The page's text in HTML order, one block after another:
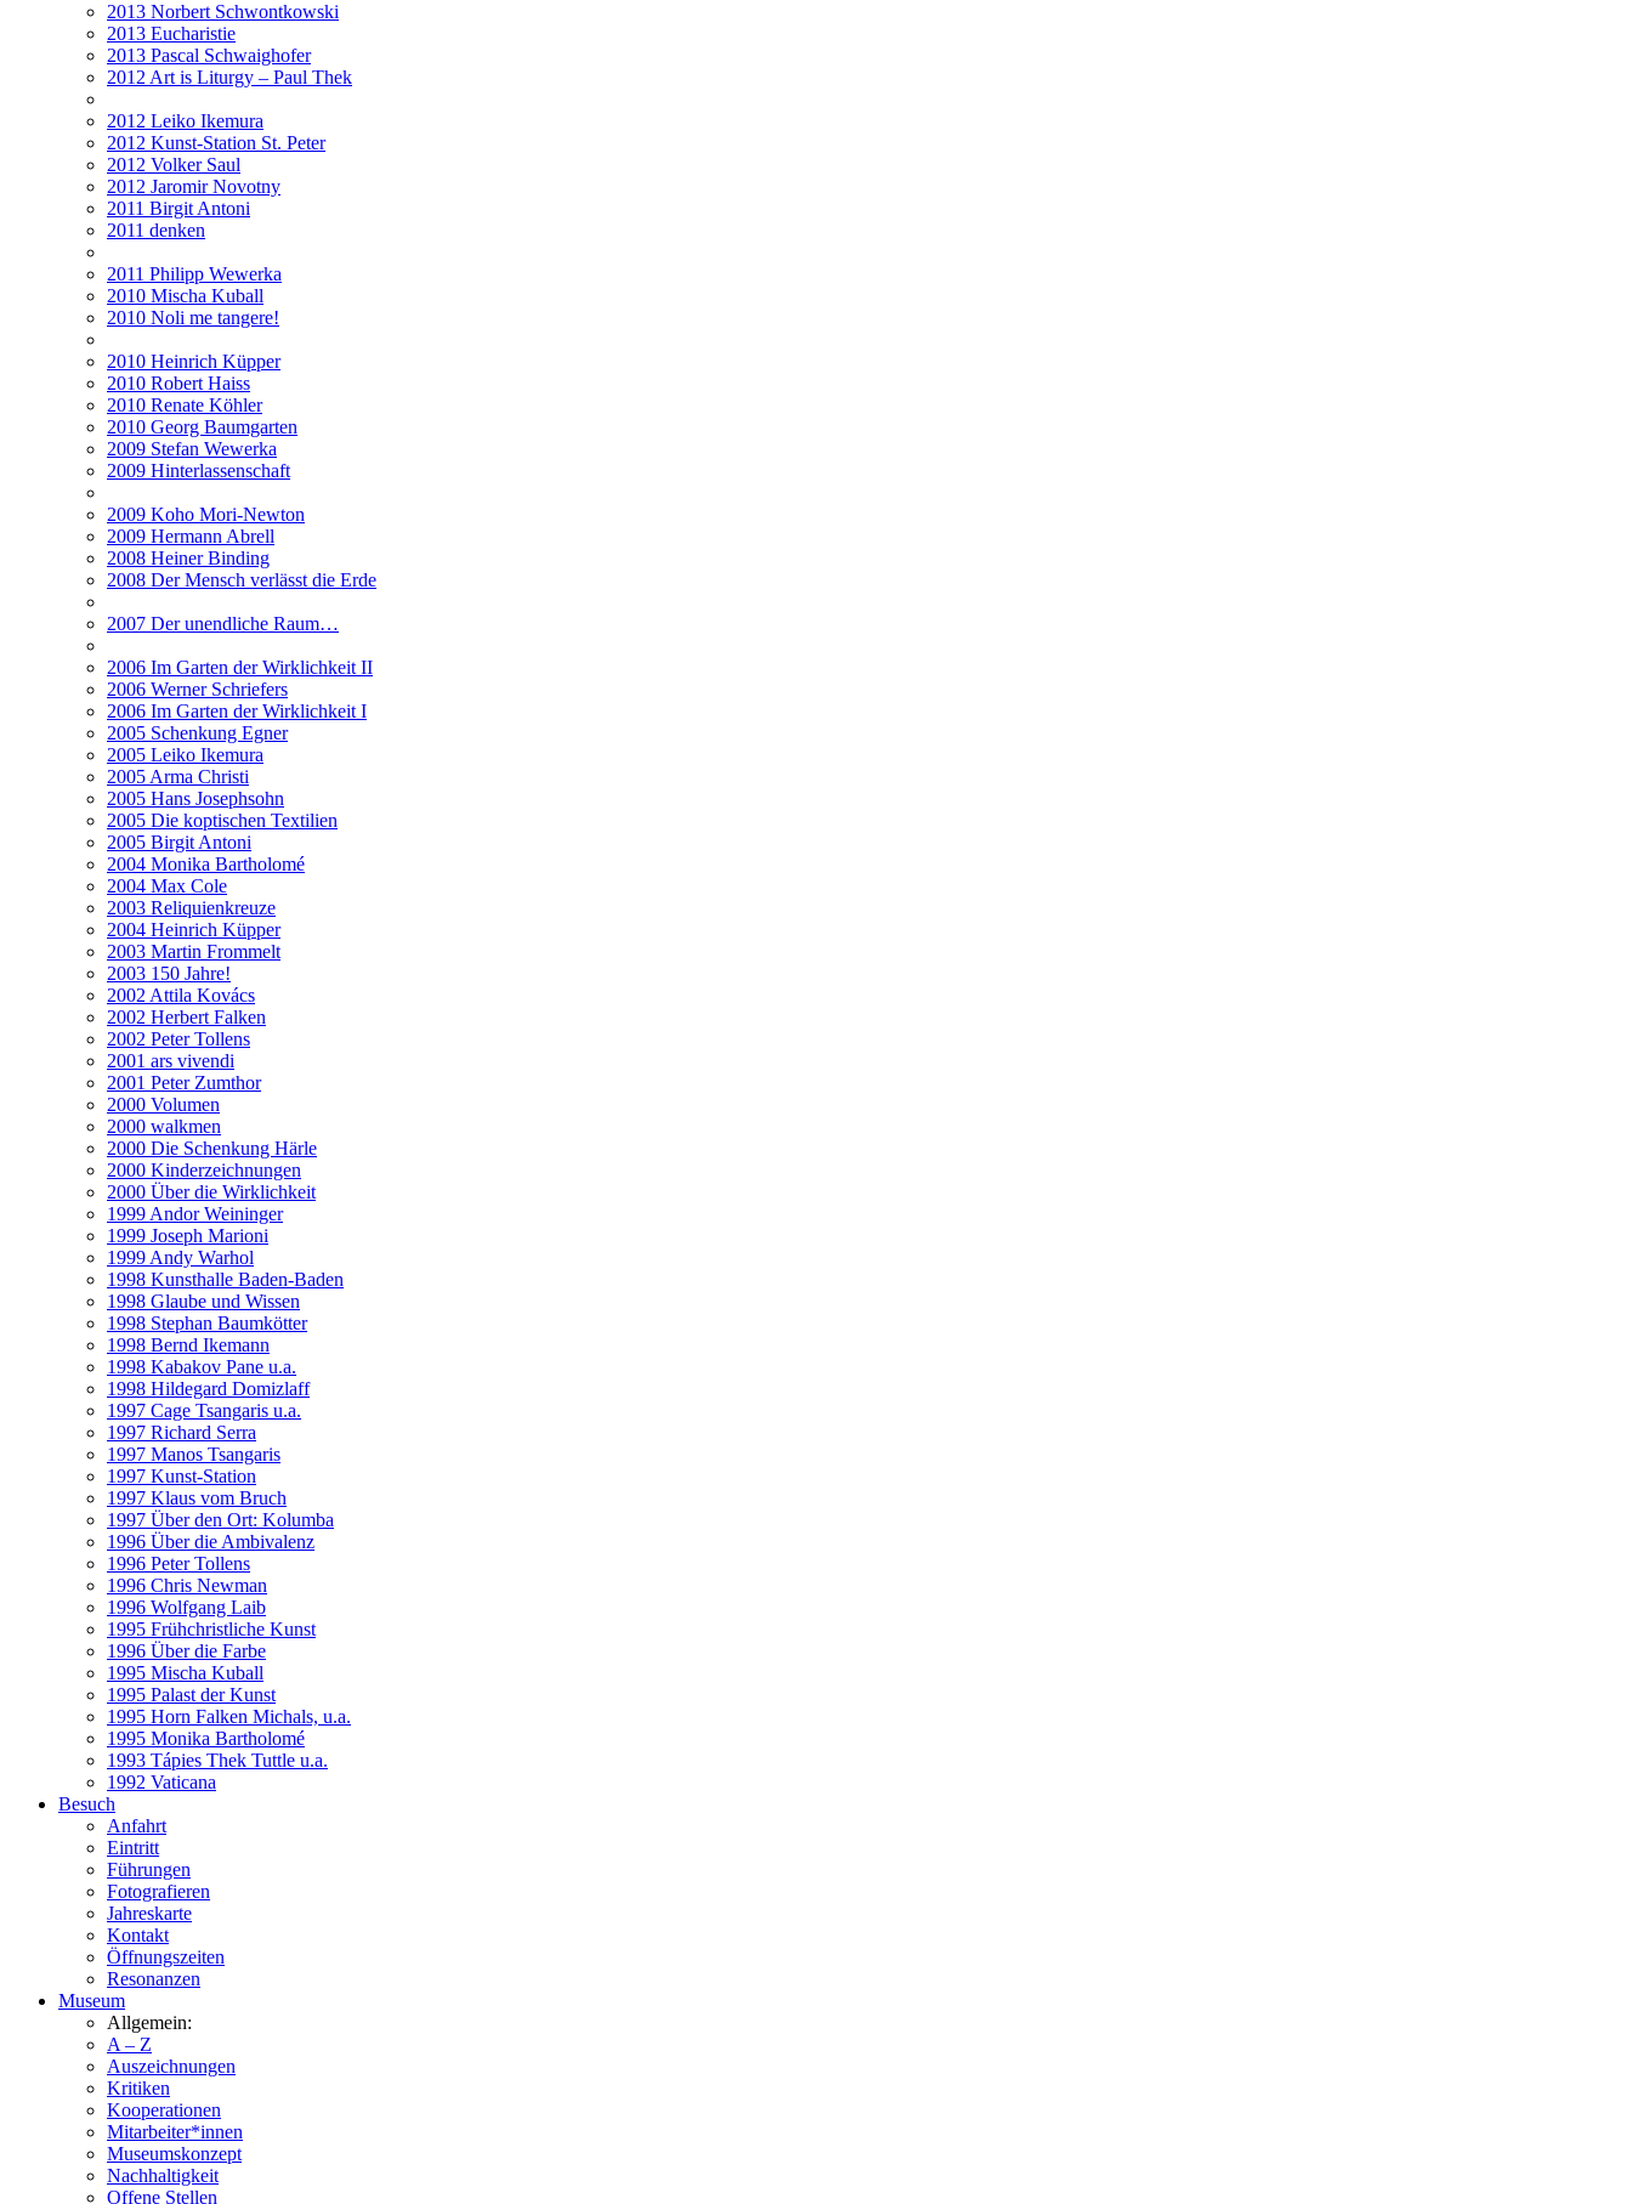
2013 Norbert Schwontkowski
2013 Eucharistie
2013 Pascal Schwaighofer
2012 Art is Liturgy – Paul Thek
2012 Leiko Ikemura
2012 Kunst-Station St. Peter
2012 Volker Saul
2012 Jaromir Novotny
2011 Birgit Antoni
2011 denken
2011 Philipp Wewerka
2010 Mischa Kuball
2010 Noli me tangere!
2010 Heinrich Küpper
2010 Robert Haiss
2010 Renate Köhler
2010 Georg Baumgarten
2009 Stefan Wewerka
2009 Hinterlassenschaft
2009 Koho Mori-Newton
2009 Hermann Abrell
2008 Heiner Binding
2008 Der Mensch verlässt die Erde
2007 Der unendliche Raum…
2006 Im Garten der Wirklichkeit II
2006 Werner Schriefers
2006 Im Garten der Wirklichkeit I
2005 Schenkung Egner
2005 Leiko Ikemura
2005 Arma Christi
2005 Hans Josephsohn
2005 Die koptischen Textilien
2005 Birgit Antoni
2004 Monika Bartholomé
2004 Max Cole
2003 Reliquienkreuze
2004 Heinrich Küpper
2003 Martin Frommelt
2003 150 Jahre!
2002 Attila Kovács
2002 Herbert Falken
2002 Peter Tollens
2001 ars vivendi
2001 Peter Zumthor
2000 Volumen
2000 walkmen
2000 Die Schenkung Härle
2000 Kinderzeichnungen
2000 Über die Wirklichkeit
1999 Andor Weininger
1999 Joseph Marioni
1999 Andy Warhol
1998 Kunsthalle Baden-Baden
1998 Glaube und Wissen
1998 Stephan Baumkötter
1998 Bernd Ikemann
1998 Kabakov Pane u.a.
1998 Hildegard Domizlaff
1997 Cage Tsangaris u.a.
1997 Richard Serra
1997 Manos Tsangaris
1997 Kunst-Station
1997 Klaus vom Bruch
1997 Über den Ort: Kolumba
1996 Über die Ambivalenz
1996 Peter Tollens
1996 Chris Newman
1996 Wolfgang Laib
1995 Frühchristliche Kunst
1996 Über die Farbe
1995 Mischa Kuball
1995 Palast der Kunst
1995 Horn Falken Michals, u.a.
1995 Monika Bartholomé
1993 Tápies Thek Tuttle u.a.
1992 Vaticana
Besuch
Anfahrt
Eintritt
Führungen
Fotografieren
Jahreskarte
Kontakt
Öffnungszeiten
Resonanzen
Museum
Allgemein:
A – Z
Auszeichnungen
Kritiken
Kooperationen
Mitarbeiter*innen
Museumskonzept
Nachhaltigkeit
Offene Stellen